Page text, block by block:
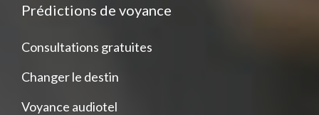
Prédictions de voyance
Consultations gratuites
Changer le destin
Voyance audiotel